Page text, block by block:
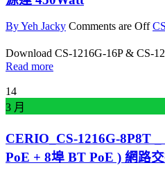
By Yeh Jacky Comments are Off
Download CS-1216G-16P & CS-
Read more
14
3 月
CERIO_CS-1216G-8P8T
PoE + 8埠 BT PoE ) 網路